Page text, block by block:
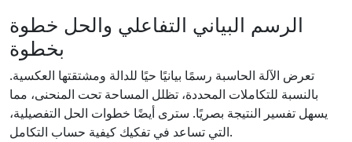
الرسم البياني التفاعلي والحل خطوة
بخطوة
تعرض الآلة الحاسبة رسمًا بيانيًا حيًا للدالة ومشتقتها العكسية.
بالنسبة للتكاملات المحددة، تظلل المساحة تحت المنحنى، مما
يسهل تفسير النتيجة بصريًا. سترى أيضًا خطوات الحل التفصيلية،
التي تساعد في تفكيك كيفية حساب التكامل.